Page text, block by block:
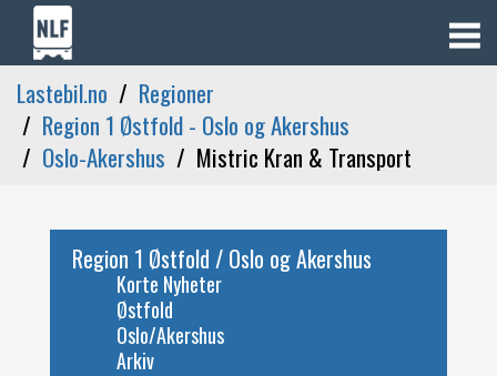
Lastebil.no
Regioner
Region 1 Østfold - Oslo og Akershus
Oslo-Akershus
Mistric Kran & Transport
Region 1 Østfold / Oslo og Akershus
Korte Nyheter
Østfold
Oslo/Akershus
Arkiv